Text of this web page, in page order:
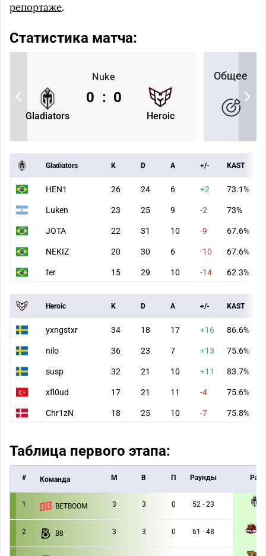
репортаже.
Статистика матча:
Nuke
Gladiators Heroic
0 : 0
Общее
Gladiators K D A +/- KAST
HEN1 26 24 6 +2 73.1%
Luken 23 25 9 -2 73%
JOTA 22 31 10 -9 67.6%
NEKIZ 20 30 6 -10 67.6%
fer 15 29 10 -14 62.3%
Heroic K D A +/- KAST
yxngstxr 34 18 17 +16 86.6%
nilo 36 23 7 +13 75.6%
susp 32 21 10 +11 83.7%
xfl0ud 17 21 11 -4 75.6%
Chr1zN 18 25 10 -7 75.8%
Таблица первого этапа:
# Команда M В П Раунды
1 BETBOOM 3 3 0 52 - 23
2 B8 3 3 0 61 - 48